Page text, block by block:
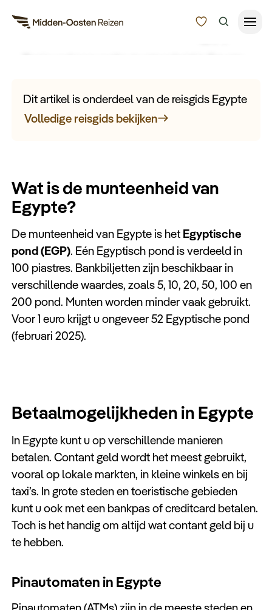
Type Reizen
Zoeken
Munteenheid van Egypte
gebruikt wordt voor uwrondreis door Egypte.
Dit artikel is onderdeel van de reisgids Egypte
Volledige reisgids bekijken
Wat is de munteenheid van
Egypte?
De munteenheid van Egypte is het Egyptische
pond (EGP). Eén Egyptisch pond is verdeeld in
100 piastres. Bankbiljetten zijn beschikbaar in
verschillende waardes, zoals 5, 10, 20, 50, 100 en
200 pond. Munten worden minder vaak gebruikt.
Voor 1 euro krijgt u ongeveer 52 Egyptische pond
(februari 2025).
Betaalmogelijkheden in Egypte
In Egypte kunt u op verschillende manieren
betalen. Contant geld wordt het meest gebruikt,
vooral op lokale markten, in kleine winkels en bij
taxi’s. In grote steden en toeristische gebieden
kunt u ook met een bankpas of creditcard betalen.
Toch is het handig om altijd wat contant geld bij u
te hebben.
Pinautomaten in Egypte